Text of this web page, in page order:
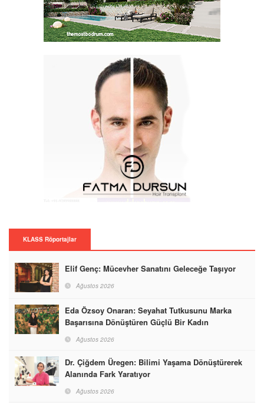
KLASS Röportajlar
Elif Genç: Mücevher Sanatını Geleceğe Taşıyor
Ağustos 2026
Eda Özsoy Onaran: Seyahat Tutkusunu Marka
Başarısına Dönüştüren Güçlü Bir Kadın
Ağustos 2026
Dr. Çiğdem Üregen: Bilimi Yaşama Dönüştürerek
Alanında Fark Yaratıyor
Ağustos 2026